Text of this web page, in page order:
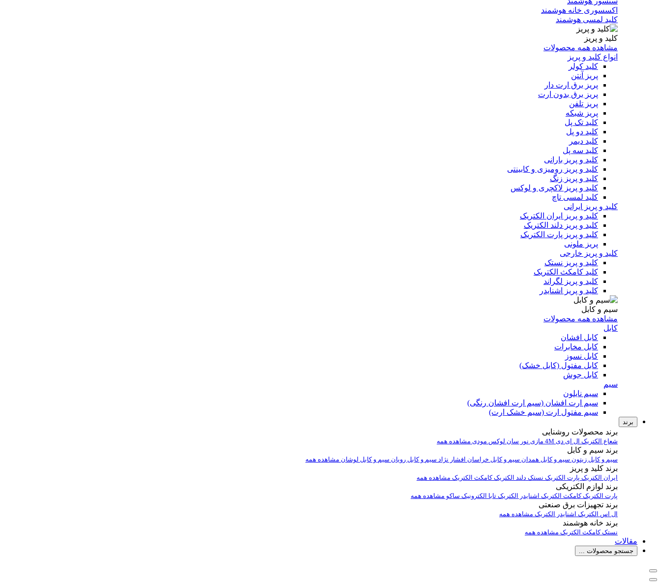
اکسسوری خانه هوشمند
کلید لمسی هوشمند
کلید و پریز
مشاهده همه محصولات
انواع کلید و پریز
کلید کولر
پریز آنتن
پریز برق ارت دار
پریز برق بدون ارت
پریز تلفن
پریز شبکه
کلید تک پل
کلید دو پل
کلید دیمر
کلید سه پل
کلید و پریز بارانی
کلید و پریز رومیزی و کابینتی
کلید و پریز زنگ
کلید و پریز لاکچری و لوکس
کلید لمسی تاچ
کلید و پریز ایرانی
کلید و پریز ایران الکتریک
کلید و پریز دلند الکتریک
کلید و پریز پارت الکتریک
پریز ملونی
کلید و پریز خارجی
کلید و پریز نستک
کلید کامکث الکتریک
کلید و پریز لگراند
کلید و پریز اشنایدر
سیم و کابل
مشاهده همه محصولات
کابل
کابل افشان
کابل مخابرات
کابل نسوز
کابل مفتول (کابل خشک)
کابل جوش
سیم
سیم نایلون
سیم ارت افشان (سیم ارت افشان رنگی)
سیم مفتول ارت (سیم خشک ارت)
برند
برند محصولات روشنایی
شعاع الکتریک ال ای دی 4M مازی نور سان لوکس مودی مشاهده همه
برند سیم و کابل
سیم و کابل زیتون سیم و کابل همدان سیم و کابل خراسان افشار نژاد سیم و کابل رویان سیم و کابل لوشان مشاهده همه
برند کلید و پریز
ایران الکتریک پارت الکتریک نستک دلند الکتریککامکث الکتریک مشاهده همه
برند لوازم الکتریکی
پارت الکتریککامکث الکتریک اشنایدر الکتریک تابا الکترونیک ساکو مشاهده همه
برند تجهیزات برق صنعتی
ال اس الکتریک اشنایدر الکتریک مشاهده همه
برند خانه هوشمند
نستککامکث الکتریک مشاهده همه
مقالات
جستجو محصولات ...